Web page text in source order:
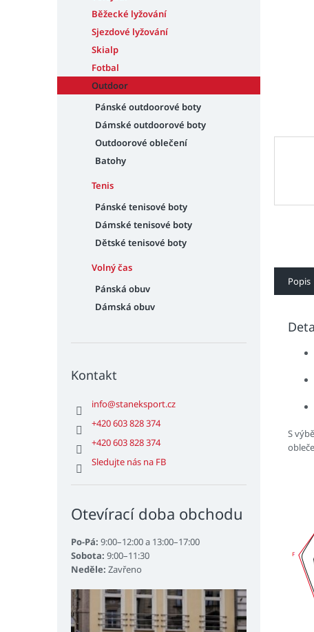
Běžecké lyžování
Sjezdové lyžování
Skialp
Fotbal
Outdoor
Pánské outdoorové boty
Dámské outdoorové boty
Outdoorové oblečení
Batohy
Tenis
Pánské tenisové boty
Dámské tenisové boty
Dětské tenisové boty
Volný čas
Pánská obuv
Dámská obuv
Kontakt
info@staneksport.cz
+420 603 828 374
+420 603 828 374
Sledujte nás na FB
Otevírací doba obchodu
Po-Pá: 9:00–12:00 a 13:00–17:00
Sobota: 9:00–11:30
Neděle: Zavřeno
Popis
S